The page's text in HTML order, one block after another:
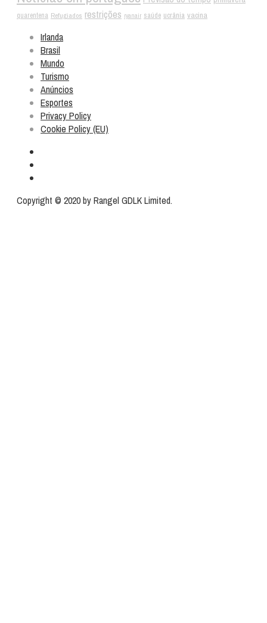
quarentena Refugiados restrições ryanair saúde ucrânia vacina
Irlanda
Brasil
Mundo
Turismo
Anúncios
Esportes
Privacy Policy
Cookie Policy (EU)
Copyright © 2020 by Rangel GDLK Limited.